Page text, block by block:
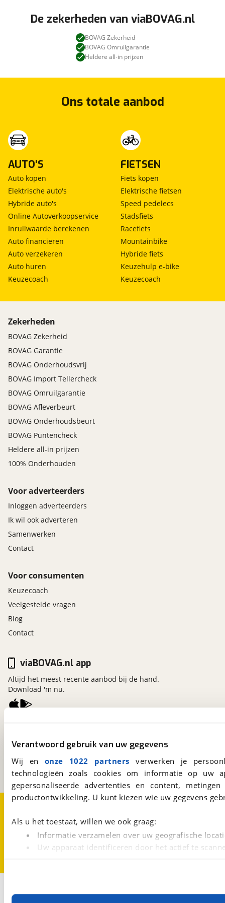
Verantwoord gebruik van uw gegevens
Wij en onze 1022 partners verwerken je
technologieën zoals cookies om informatie op
gepersonaliseerde advertenties en content,
productontwikkeling. U kunt kiezen wie uw gegevens
Als u het toestaat, willen we ook graag:
Informatie verzamelen over uw geografische
Uw apparaat identificeren door het actief te
Lees meer over hoe uw persoonlijke gegevens worden
Met cookies en vergelijkbare technieken zorgen we
De zekerheden van viaBOVAG.nl
BOVAG Zekerheid
BOVAG Omruilgarantie
Heldere all-in prijzen
Ons totale aanbod
AUTO'S
Auto kopen
Elektrische auto's
Hybride auto's
Online Autoverkoopservice
Inruilwaarde berekenen
Auto financieren
Auto verzekeren
Auto huren
Keuzecoach
FIETSEN
Fiets kopen
Elektrische fietsen
Speed pedelecs
Stadsfiets
Racefiets
Mountainbike
Hybride fiets
Keuzehulp e-bike
Keuzecoach
Zekerheden
BOVAG Zekerheid
BOVAG Garantie
BOVAG Onderhoudsvrij
BOVAG Import Tellercheck
BOVAG Omruilgarantie
BOVAG Afleverbeurt
BOVAG Onderhoudsbeurt
BOVAG Puntencheck
Heldere all-in prijzen
100% Onderhouden
Voor adverteerders
Inloggen adverteerders
Ik wil ook adverteren
Samenwerken
Contact
Voor consumenten
Keuzecoach
Veelgestelde vragen
Blog
Contact
Kosterijland15
3981 AJ Bunnik
Een initiatief van
BOVAG
viaBOVAG.nl app
Altijd het meest recente aanbod bij de hand.
Download 'm nu.
Over viaBOVAG.nl
Disclaimer- en Privacyverklaring